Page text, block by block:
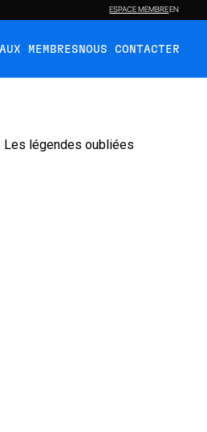
ESPACE MEMBREEN
MEMBRES NOUS CONTACTER